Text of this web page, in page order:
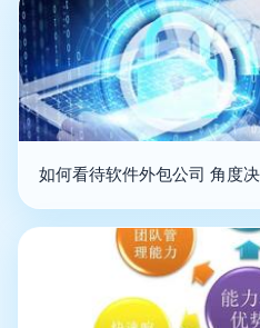
如何看待软件外包公司 角度